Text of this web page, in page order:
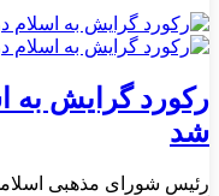
رکورد گرایش به
شد
رئیس شورای مذهبی